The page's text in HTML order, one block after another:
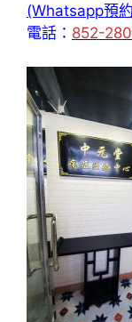
(Whatsapp預
電話： 852-